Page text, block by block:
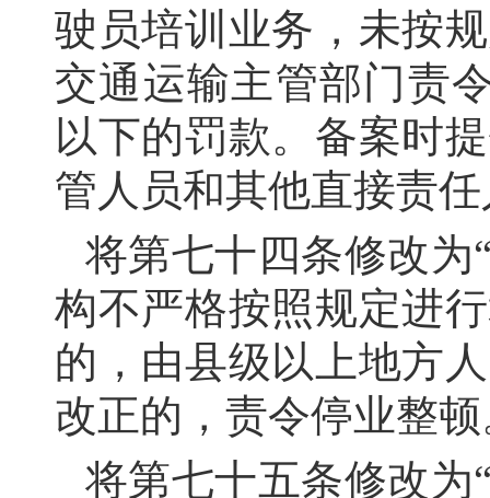
驶员培训业务，未按
交通运输主管部门责
以下的罚款。备案时
管人员和其他直接责
将第七十四条修改为
构不严格按照规定进
的，由县级以上地方
改正的，责令停业整顿
将第七十五条修改为